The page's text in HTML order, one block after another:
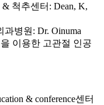
척추센터: Dean, K,
과병원: Dr. Oinuma
이용한 고관절 인공
& conference센터